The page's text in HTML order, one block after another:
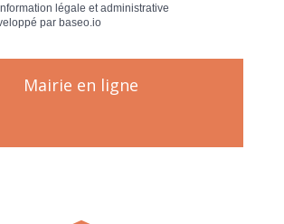
légale et administrative
par baseo.io
Mairie en ligne